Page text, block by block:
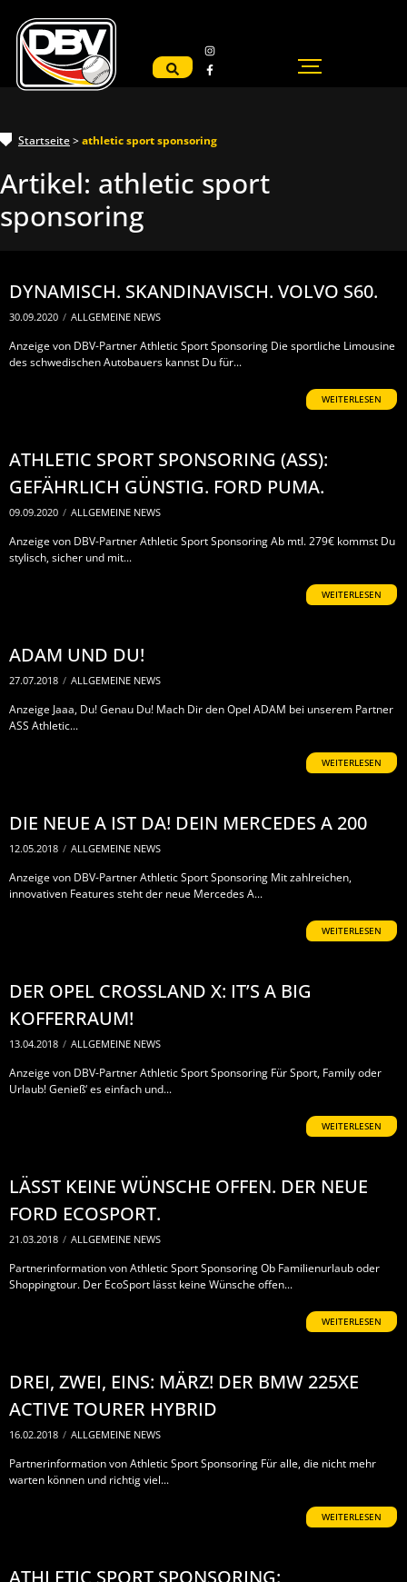
Startseite>athletic sport sponsoring
Artikel: athletic sport
sponsoring
DYNAMISCH. SKANDINAVISCH. VOLVO S60.
30.09.2020 / ALLGEMEINE NEWS
Anzeige von DBV-Partner Athletic Sport Sponsoring Die sportliche Limousine
des schwedischen Autobauers kannst Du für...
WEITERLESEN
ATHLETIC SPORT SPONSORING (ASS):
GEFÄHRLICH GÜNSTIG. FORD PUMA.
09.09.2020 / ALLGEMEINE NEWS
Anzeige von DBV-Partner Athletic Sport Sponsoring Ab mtl. 279€ kommst Du
stylisch, sicher und mit...
WEITERLESEN
ADAM UND DU!
27.07.2018 / ALLGEMEINE NEWS
Anzeige Jaaa, Du! Genau Du! Mach Dir den Opel ADAM bei unserem Partner
ASS Athletic...
WEITERLESEN
DIE NEUE A IST DA! DEIN MERCEDES A 200
12.05.2018 / ALLGEMEINE NEWS
Anzeige von DBV-Partner Athletic Sport Sponsoring Mit zahlreichen,
innovativen Features steht der neue Mercedes A...
WEITERLESEN
DER OPEL CROSSLAND X: IT’S A BIG
KOFFERRAUM!
13.04.2018 / ALLGEMEINE NEWS
Anzeige von DBV-Partner Athletic Sport Sponsoring Für Sport, Family oder
Urlaub! Genieß‘ es einfach und...
WEITERLESEN
LÄSST KEINE WÜNSCHE OFFEN. DER NEUE
FORD ECOSPORT.
21.03.2018 / ALLGEMEINE NEWS
Partnerinformation von Athletic Sport Sponsoring Ob Familienurlaub oder
Shoppingtour. Der EcoSport lässt keine Wünsche offen...
WEITERLESEN
DREI, ZWEI, EINS: MÄRZ! DER BMW 225XE
ACTIVE TOURER HYBRID
16.02.2018 / ALLGEMEINE NEWS
Partnerinformation von Athletic Sport Sponsoring Für alle, die nicht mehr
warten können und richtig viel...
WEITERLESEN